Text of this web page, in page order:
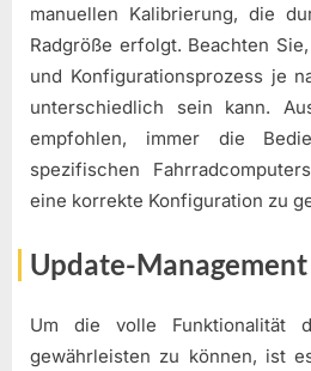
manuellen Kalibrierung, die
Radgröße erfolgt. Beachten
und Konfigurationsprozess je
unterschiedlich sein kann.
empfohlen, immer die
spezifischen
eine korrekte Konfiguration zu
Update-Management
Um die volle Funktionalität
gewährleisten zu können, ist